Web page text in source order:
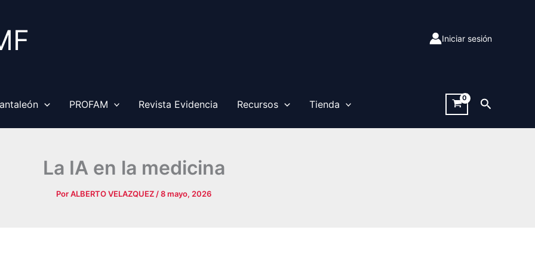
Iniciar sesión
PROFAM Revista Evidencia Recursos Tienda Buscar
La IA en la medicina
PorALBERTO VELAZQUEZ /8 mayo, 2026